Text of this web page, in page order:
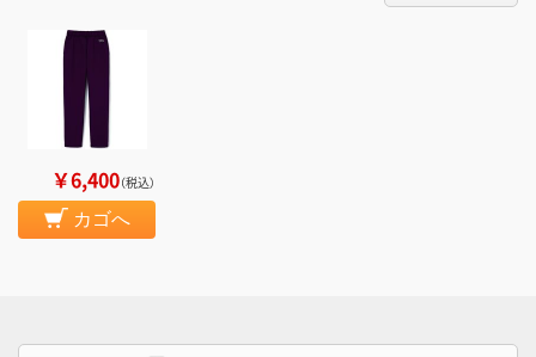
￥6,400（税込）
カゴへ